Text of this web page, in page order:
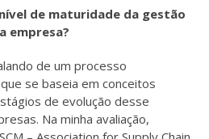
de maturidade da gestão
empresa?
de um processo
se baseia em conceitos
de evolução desse
Na minha avaliação,